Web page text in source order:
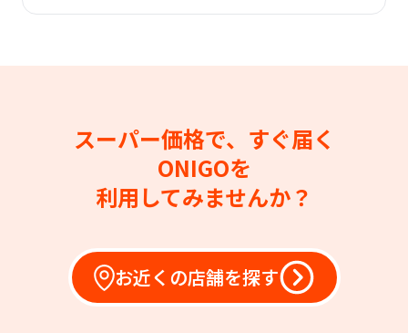
スーパー価格で、すぐ届く
ONIGOを
利用してみませんか？
お近くの店舗を探す